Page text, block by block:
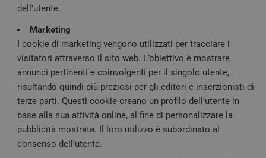
dell’utente.
Marketing
I cookie di marketing vengono utilizzati per tracciare i
visitatori attraverso il sito web. L’obiettivo è mostrare
annunci pertinenti e coinvolgenti per il singolo utente,
risultando quindi più preziosi per gli editori e inserzionisti di
terze parti. Questi cookie creano un profilo dell’utente in
base alla sua attività online, al fine di personalizzare la
pubblicità mostrata. Il loro utilizzo è subordinato al
consenso dell’utente.